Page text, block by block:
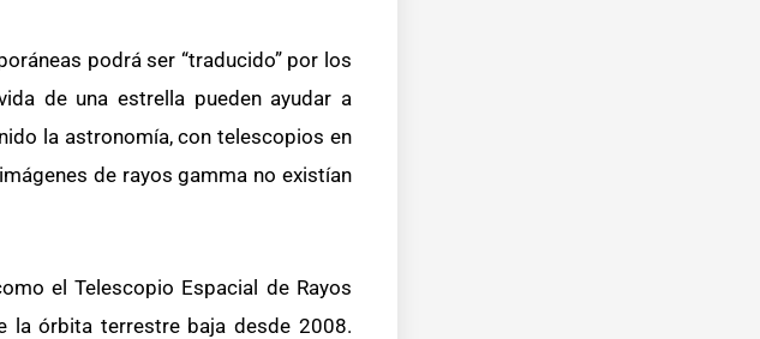
podrá ser “traducido” por los
de una estrella pueden ayudar a
la astronomía, con telescopios en
de rayos gamma no existían
el Telescopio Espacial de Rayos
la órbita terrestre baja desde 2008.